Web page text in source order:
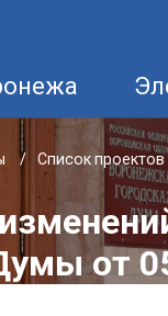
Список проектов
от